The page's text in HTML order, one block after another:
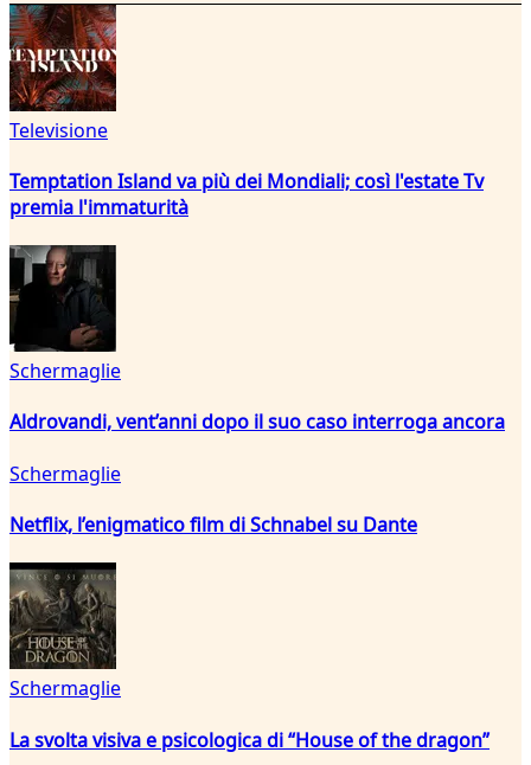
Televisione
Temptation Island va più dei Mondiali; così l'estate Tv
premia l'immaturità
Schermaglie
Aldrovandi, vent’anni dopo il suo caso interroga ancora
Schermaglie
Netflix, l’enigmatico film di Schnabel su Dante
Schermaglie
La svolta visiva e psicologica di “House of the dragon”